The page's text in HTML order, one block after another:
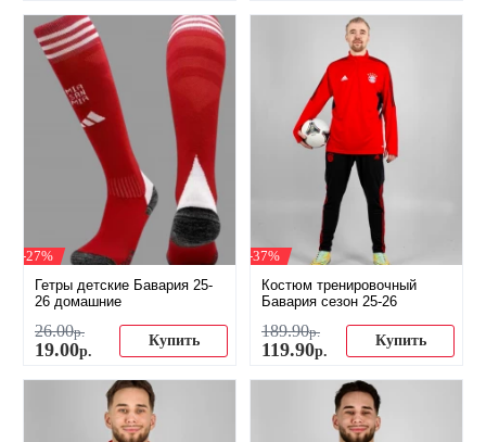
-27%
Гетры детские Бавария 25-
26 домашние
26.00р.
19.00р.
Купить
-37%
Костюм тренировочный
Бавария сезон 25-26
189.90р.
119.90р.
Купить